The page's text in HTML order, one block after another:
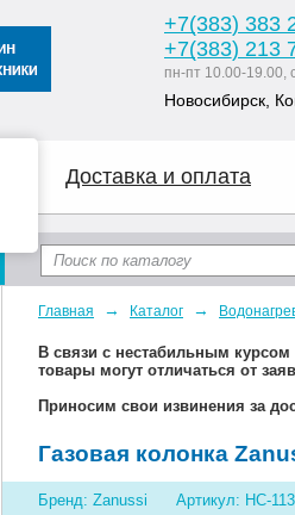
+7(383) 383
+7(383) 213
пн-пт 10.00-19.00,
Новосибирск,
Доставка и оплата
Главная → Каталог →
В связи с нестабильным
товары могут отличаться от
Приносим свои извинения за
Газовая колонка
Бренд: Zanussi Артикул: НС-